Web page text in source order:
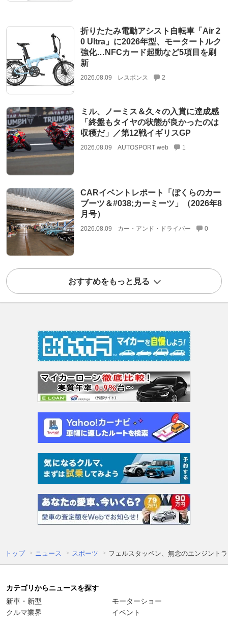
折りたたみ電動アシスト自転車「Air 2
0 Ultra」に2026年型、モータートルク
強化…NFCカード起動など5項目を刷
新
2026.08.09 レスポンス 2
ミル、ノーミス＆久々の入賞に達成感
「終盤もタイヤの状態が良かったのは
収穫だ」／第12戦イギリスGP
2026.08.09 AUTOSPORT web 1
CARイベントレポート「ぼくらのカー
ブーツ＆#038;カーミーツ」（2026年8
月号）
2026.08.09 カー・アンド・ドライバー 0
おすすめをもっと見る
トップ ニュース スポーツ フェルスタッペン、無念のエンジント
カテゴリからニュースを探す
新車・新型
クルマ業界
モーターショー
イベント